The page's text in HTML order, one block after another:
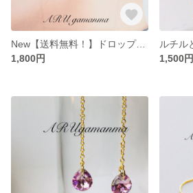
New【送料無料！】ドロップカットのアイオライトピアス/イヤリング【A0005】
1,800円
1,500円